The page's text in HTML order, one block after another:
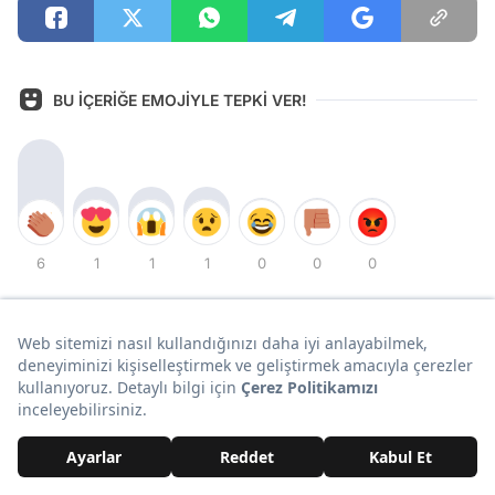
BU İÇERİĞE EMOJİYLE TEPKİ VER!
6 1 1 1 0 0 0
Video
Ali Rıza Bey Yıllar Sonra O Evde! Halil Ergün 16 Yıl Sonra
Yaprak Dökümü'nün Çekildiği Konağa Gitti
Gündem